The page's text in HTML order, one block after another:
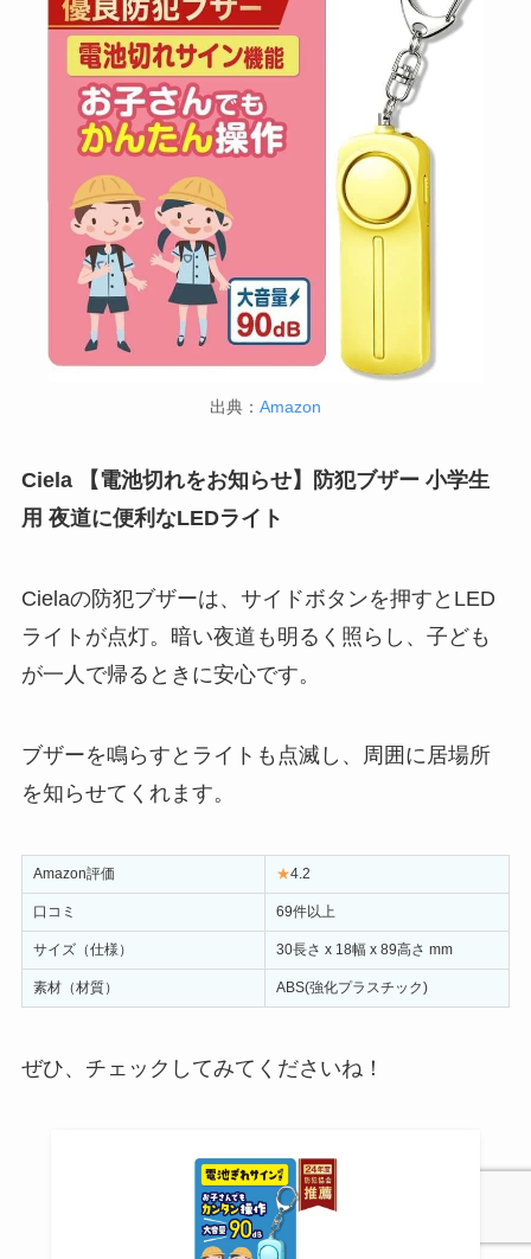
出典： Amazon
Ciela 【電池切れをお知らせ】防犯ブザー 小学生
用 夜道に便利なLEDライト
Cielaの防犯ブザーは、サイドボタンを押すとLED
ライトが点灯。暗い夜道も明るく照らし、子ども
が一人で帰るときに安心です。
ブザーを鳴らすとライトも点滅し、周囲に居場所
を知らせてくれます。
Amazon評価 ★4.2
口コミ 69件以上
サイズ（仕様） 30長さ x 18幅 x 89高さ mm
素材（材質） ABS(強化プラスチック)
ぜひ、チェックしてみてくださいね！